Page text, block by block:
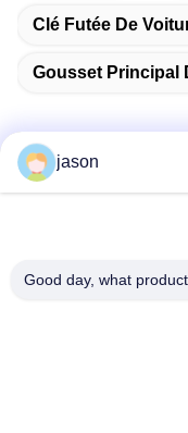
Clé Futée De
Gousset Principal
7089 secteur
jason
Good day, what